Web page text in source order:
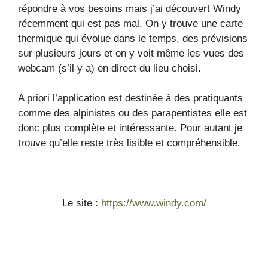
répondre à vos besoins mais j’ai découvert Windy
récemment qui est pas mal. On y trouve une carte
thermique qui évolue dans le temps, des prévisions
sur plusieurs jours et on y voit même les vues des
webcam (s’il y a) en direct du lieu choisi.
A priori l’application est destinée à des pratiquants
comme des alpinistes ou des parapentistes elle est
donc plus complète et intéressante. Pour autant je
trouve qu’elle reste très lisible et compréhensible.
Le site : https://www.windy.com/